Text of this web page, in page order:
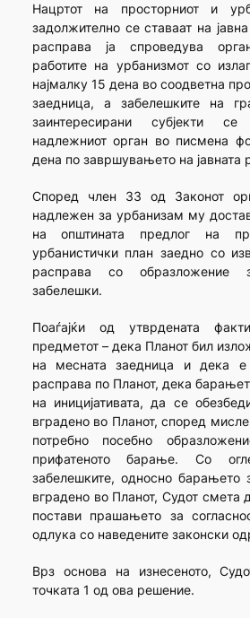
Нацртот на просторниот и
задолжително се ставаат на
расправа ја спроведува
работите на урбанизмот со
најмалку 15 дена во соодветна
заедница, а забелешките на
заинтересирани субјекти
надлежниот орган во писмена
дена по завршувањето на јавната
Според член 33 од Законот
надлежен за урбанизам му
на општината предлог на
урбанистички план заедно со
расправа со образложение
забелешки.
Поаѓајќи од утврдената
предметот – дека Планот бил
на месната заедница и дека е
расправа по Планот, дека
на иницијативата, да се
вградено во Планот, според
потребно посебно
прифатеното барање. Со
забелешките, односно барањето
вградено во Планот, Судот
постави прашањето за
одлука со наведените законски
Врз основа на изнесеното,
точката 1 од ова решение.